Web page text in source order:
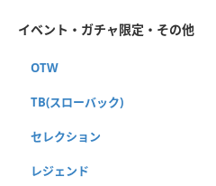
イベント・ガチャ限定・その他
OTW
TB(スローバック)
セレクション
レジェンド